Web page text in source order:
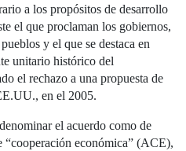
a los propósitos de desarrollo
el que proclaman los gobiernos,
y el que se destaca en
unitario histórico del
el rechazo a una propuesta de
en el 2005.
el acuerdo como de
económica” (ACE),